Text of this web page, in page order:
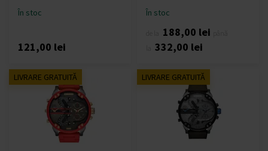
În stoc
121,00 lei
În stoc
188,00 lei
332,00 lei
LIVRARE GRATUITĂ LIVRARE GRATUITĂ